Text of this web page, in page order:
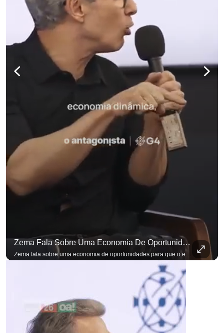
Zema Fala Sobre Uma Economia De Oportunidades Para O Empresário
Zema fala sobre uma economia de oportunidades para que o empresário brasileiro não precise sair do país para manter o crescimento do seu negócio. A primeira Sabatina Presidencial em que as perguntas não vieram de assessores, partidos ou jornalistas. Vieram de uma pesquisa com empresários brasileiros. Imposto, juro, custo de contratar. Cada candidato frente a frente com quem move a economia do país. Se você busca informação com credibilidade, inscreva-se agora e ative o